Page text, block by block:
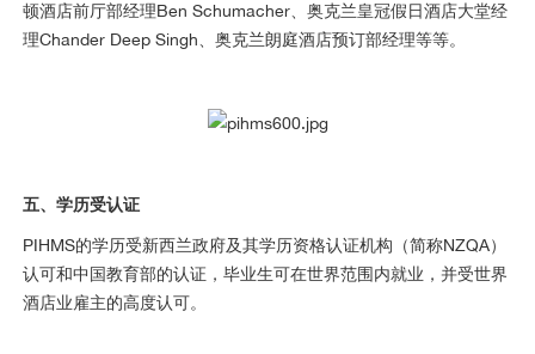
顿酒店前厅部经理Ben Schumacher、奥克兰皇冠假日酒店大堂经
理Chander Deep Singh、奥克兰朗庭酒店预订部经理等等。
五、学历受认证
PIHMS的学历受新西兰政府及其学历资格认证机构（简称NZQA）
认可和中国教育部的认证，毕业生可在世界范围内就业，并受世界
酒店业雇主的高度认可。